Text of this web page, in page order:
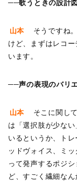
──歌うときの設計
山本
そうですね
けど、まずはレコ
います。
──声の表現のバリ
山本
そこに関して
は「選択肢が少な
いるというか、ト
ッドヴォイス、ミ
って発声するポジ
ど、すごく繊細なん